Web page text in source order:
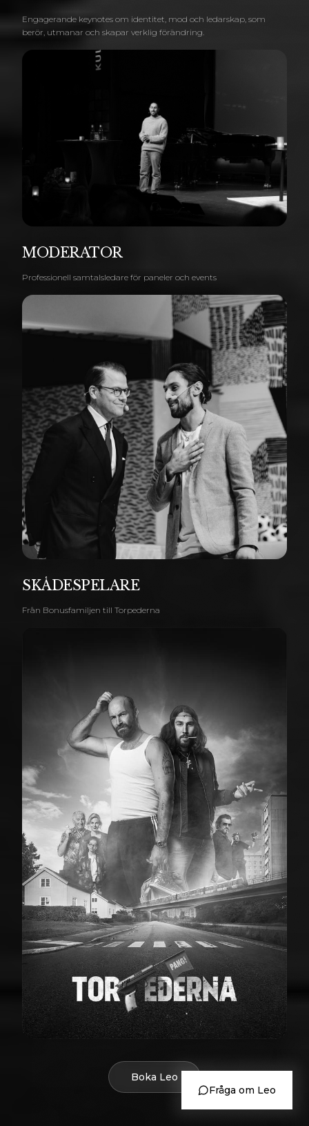
Engagerande keynotes om identitet, mod och ledarskap, som
berör, utmanar och skapar verklig förändring.
MODERATOR
Professionell samtalsledare för paneler och events
SKÅDESPELARE
Från Bonusfamiljen till Torpederna
Boka Leo
Fråga om Leo